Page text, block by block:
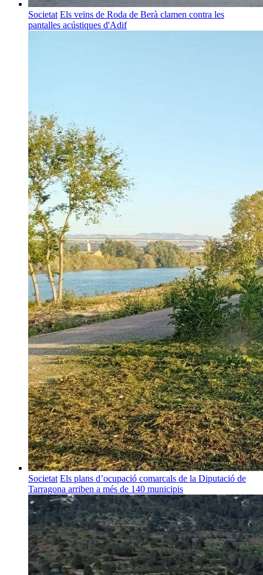
Societat Els veïns de Roda de Berà clamen contra les
pantalles acústiques d'Adif
Societat Els plans d’ocupació comarcals de la Diputació de
Tarragona arriben a més de 140 municipis